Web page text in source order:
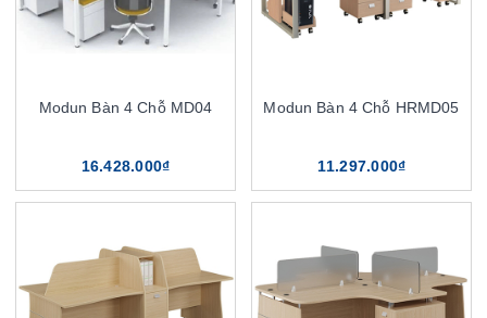
Modun Bàn 4 Chỗ MD04
16.428.000₫
Modun Bàn 4 Chỗ HRMD05
11.297.000₫